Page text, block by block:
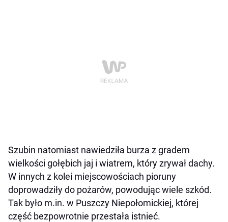
Szubin natomiast nawiedziła burza z gradem
wielkości gołębich jaj i wiatrem, który zrywał dachy.
W innych z kolei miejscowościach pioruny
doprowadziły do pożarów, powodując wiele szkód.
Tak było m.in. w Puszczy Niepołomickiej, której
część bezpowrotnie przestała istnieć.